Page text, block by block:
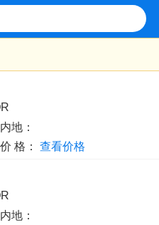
内地：
价 格： 查看价格
内地：